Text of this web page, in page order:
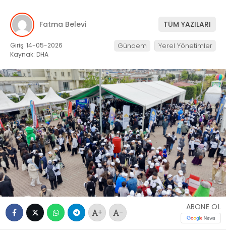
Fatma Belevi TÜM YAZILARI
Giriş: 14-05-2026
Kaynak: DHA
Gündem Yerel Yönetimler
+ -
ABONE OL